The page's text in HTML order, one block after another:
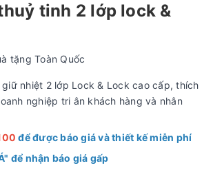
tinh 2 lớp lock &
tặng Toàn Quốc
nhiệt 2 lớp Lock & Lock cao cấp, thích
nghiệp tri ân khách hàng và nhân
để được báo giá và thiết kế miễn phí
để nhận báo giá gấp